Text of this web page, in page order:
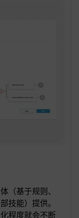
基于规则、
技能）提供。
程度就会不断